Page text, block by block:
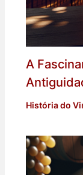
A
História do